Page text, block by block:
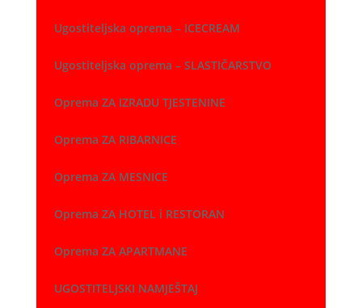
Ugostiteljska oprema – ICECREAM
Ugostiteljska oprema – SLASTIČARSTVO
Oprema ZA IZRADU TJESTENINE
Oprema ZA RIBARNICE
Oprema ZA MESNICE
Oprema ZA HOTEL i RESTORAN
Oprema ZA APARTMANE
UGOSTITELJSKI NAMJEŠTAJ